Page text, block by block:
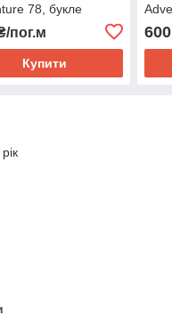
78, букле
пог.м
Купити
600